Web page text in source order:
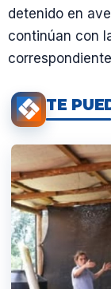
detenido en
continúan con
TE